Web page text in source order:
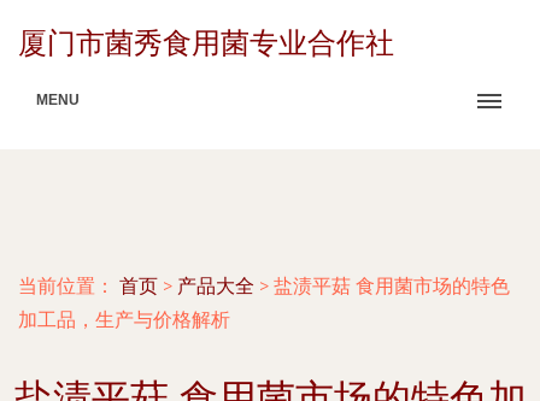
厦门市菌秀食用菌专业合作社
MENU
当前位置： 首页 > 产品大全 > 盐渍平菇 食用菌市场的特色
加工品，生产与价格解析